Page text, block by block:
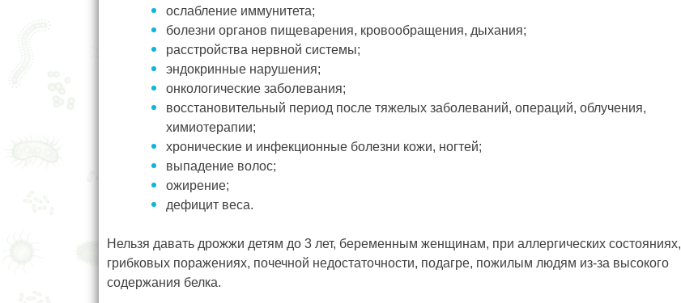
ослабление иммунитета;
болезни органов пищеварения, кровообращения, дыхания;
расстройства нервной системы;
эндокринные нарушения;
онкологические заболевания;
восстановительный период после тяжелых заболеваний, операций, облучения,
химиотерапии;
хронические и инфекционные болезни кожи, ногтей;
выпадение волос;
ожирение;
дефицит веса.
Нельзя давать дрожжи детям до 3 лет, беременным женщинам, при аллергических состояниях,
грибковых поражениях, почечной недостаточности, подагре, пожилым людям из-за высокого
содержания белка.